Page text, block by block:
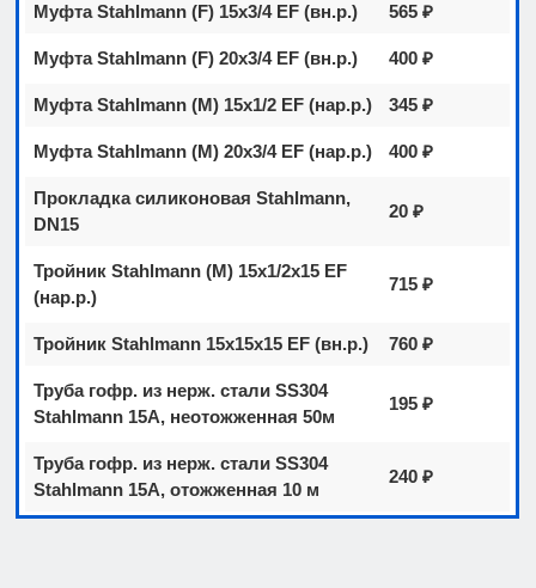
Муфта Stahlmann (F) 15х3/4 EF (вн.р.) 565 ₽
Муфта Stahlmann (F) 20х3/4 EF (вн.р.) 400 ₽
Муфта Stahlmann (M) 15х1/2 EF (нар.р.) 345 ₽
Муфта Stahlmann (M) 20х3/4 EF (нар.р.) 400 ₽
Прокладка силиконовая Stahlmann,
DN15
20 ₽
Тройник Stahlmann (M) 15х1/2х15 EF
(нар.р.)
715 ₽
Тройник Stahlmann 15х15х15 EF (вн.р.) 760 ₽
Труба гофр. из нерж. стали SS304
Stahlmann 15A, неотожженная 50м
195 ₽
Труба гофр. из нерж. стали SS304
Stahlmann 15A, отожженная 10 м
240 ₽